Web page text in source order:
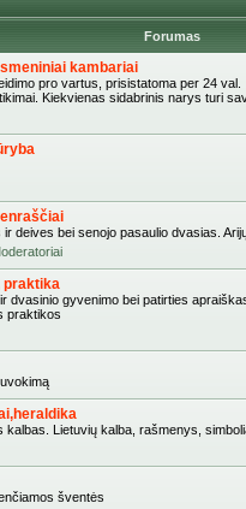
Forumas
kambariai
pro vartus, prisistatoma per 24 val.
Kiekvienas sidabrinis narys turi
deives bei senojo pasaulio dvasias.
praktika
dvasinio gyvenimo bei patirties
praktikos
kalbas. Lietuvių kalba, rašmenys,
šventės